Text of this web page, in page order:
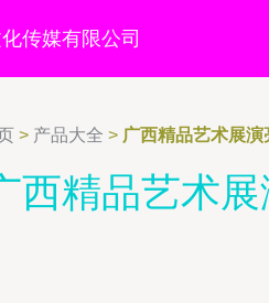
传媒有限公司
> 产品大全 > 广西精品艺术展
西精品艺术